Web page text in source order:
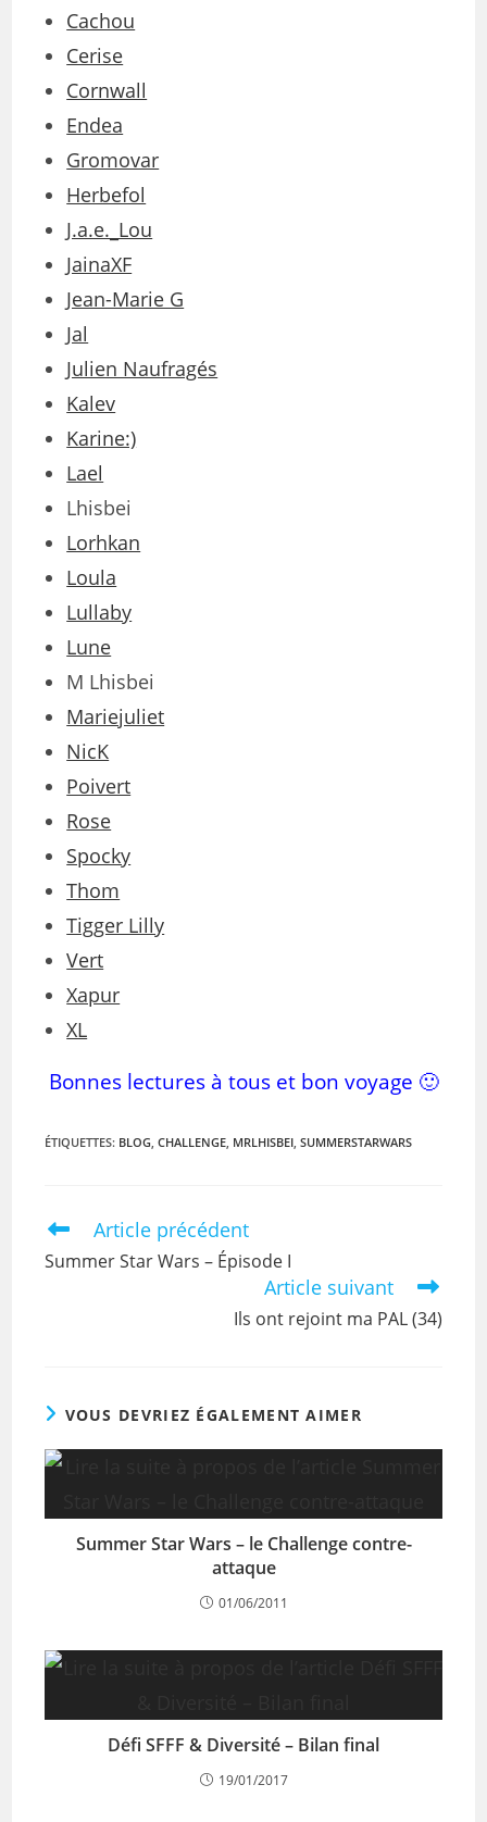
Cachou
Cerise
Cornwall
Endea
Gromovar
Herbefol
J.a.e._Lou
JainaXF
Jean-Marie G
Jal
Julien Naufragés
Kalev
Karine:)
Lael
Lhisbei
Lorhkan
Loula
Lullaby
Lune
M Lhisbei
Mariejuliet
NicK
Poivert
Rose
Spocky
Thom
Tigger Lilly
Vert
Xapur
XL
Bonnes lectures à tous et bon voyage 🙂
ÉTIQUETTES: BLOG, CHALLENGE, MRLHISBEI, SUMMERSTARWARS
Article précédent
Summer Star Wars – Épisode I
Article suivant
Ils ont rejoint ma PAL (34)
VOUS DEVRIEZ ÉGALEMENT AIMER
Summer Star Wars – le Challenge contre-
attaque
01/06/2011
Défi SFFF & Diversité – Bilan final
19/01/2017